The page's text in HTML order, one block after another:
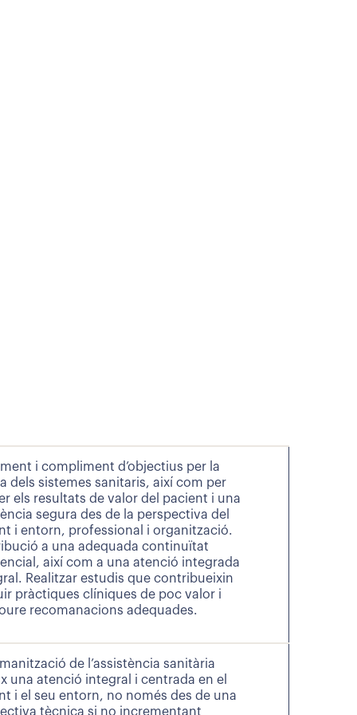
i compliment d’objectius per la
dels sistemes sanitaris, així com per
els resultats de valor del pacient i una
segura des de la perspectiva del
i entorn, professional i organització.
a una adequada continuïtat
així com a una atenció integrada
Realitzar estudis que contribueixin
pràctiques clíniques de poc valor i
recomanacions adequades.
de l’assistència sanitària
una atenció integral i centrada en el
i el seu entorn, no només des de una
tècnica si no incrementant